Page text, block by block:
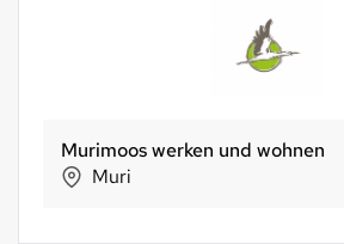
Murimoos werken und wohnen
Muri